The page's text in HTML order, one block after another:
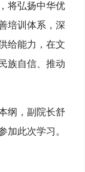
将弘扬中华优
培训体系，深
给能力，在文
族自信、推动
纲，副院长舒
加此次学习。